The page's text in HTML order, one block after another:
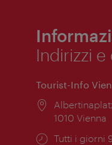
Indirizzi
Tourist-Info
Posizione:
1010 Vienna
Orari
Tutti i giorni